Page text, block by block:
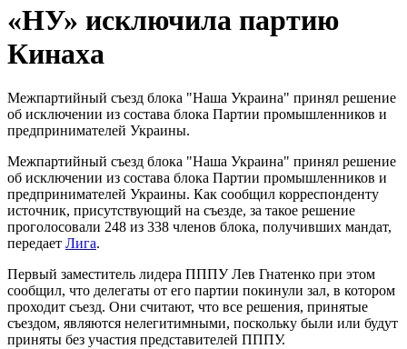
«НУ» исключила партию
Кинаха
Межпартийный съезд блока "Наша Украина" принял решение
об исключении из состава блока Партии промышленников и
предпринимателей Украины.
Межпартийный съезд блока "Наша Украина" принял решение
об исключении из состава блока Партии промышленников и
предпринимателей Украины. Как сообщил корреспонденту
источник, присутствующий на съезде, за такое решение
проголосовали 248 из 338 членов блока, получивших мандат,
передает Лига.
Первый заместитель лидера ПППУ Лев Гнатенко при этом
сообщил, что делегаты от его партии покинули зал, в котором
проходит съезд. Они считают, что все решения, принятые
съездом, являются нелегитимными, поскольку были или будут
приняты без участия представителей ПППУ.